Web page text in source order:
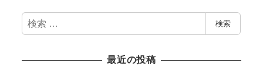
検
索
検索
最近の投稿